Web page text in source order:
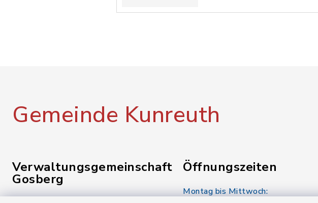
Gemeinde Kunreuth
Verwaltungsgemeinschaft
Gosberg
Öffnungszeiten
Montag bis Mittwoch: